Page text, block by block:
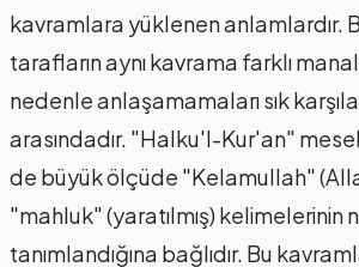
kavramlara yüklenen anlamlardır.
tarafların aynı kavrama farklı
nedenle anlaşamamaları sık
arasındadır. "Halku'l-Kur'an"
de büyük ölçüde "Kelamullah"
"mahluk" (yaratılmış) kelimelerinin
tanımlandığına bağlıdır. Bu